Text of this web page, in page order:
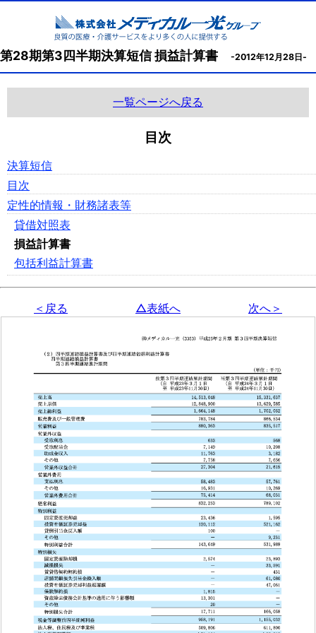
第28期第3四半期決算短信 損益計算書 -2012年12月28日-
一覧ページへ戻る
目次
決算短信
目次
定性的情報・財務諸表等
貸借対照表
損益計算書
包括利益計算書
＜戻る △表紙へ 次へ＞